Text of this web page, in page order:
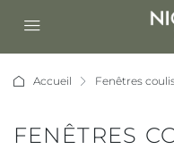
Accueil Fenêtres
FENÊTRES